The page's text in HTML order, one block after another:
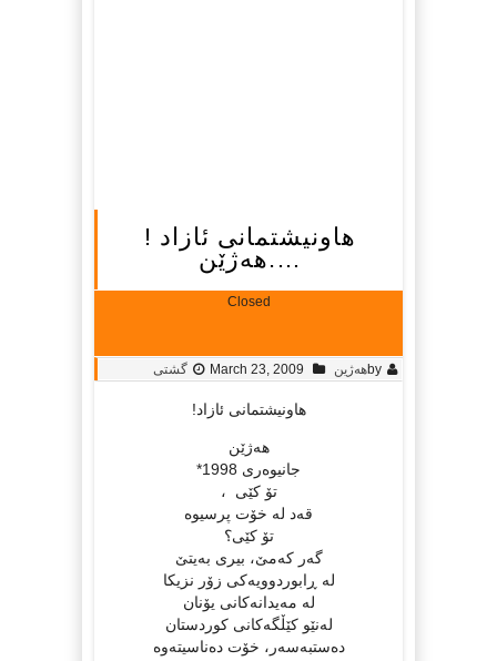
هاونیشتمانی ئازاد !
….هه‌ژێن
Closed
byهه‌ژین March 23, 2009 گشتی
هاونیشتمانی ئازاد!
هه‌ژێن
جانیوه‌ری 1998*
تۆ کێی ،
قه‌د له‌ خۆت پرسیوه‌
تۆ‌ کێی؟
گه‌ر که‌مێ، بیری به‌یتێ
له‌ ڕابوردوویه‌کی زۆر نزیکا
له‌ مه‌یدانه‌کانی یۆنان
له‌نێو کێڵگه‌کانی کوردستان
ده‌ستبه‌سه‌ر، خۆت ده‌ناسیته‌وه‌‌